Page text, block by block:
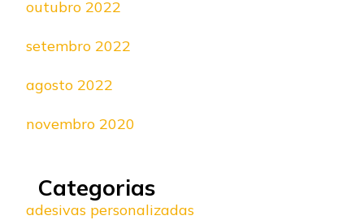
outubro 2022
setembro 2022
agosto 2022
novembro 2020
Categorias
adesivas personalizadas